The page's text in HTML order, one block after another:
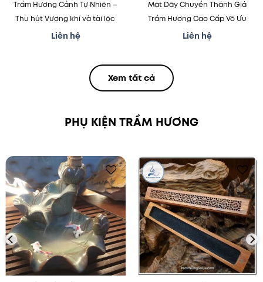
Trầm Hương Cảnh Tự Nhiên –
Thu hút Vượng khí và tài lộc
Liên hệ
Mặt Dây Chuyền Thánh Giá
Trầm Hương Cao Cấp Vô Ưu
Liên hệ
Xem tất cả
PHỤ KIỆN TRẦM HƯƠNG
Thêm
vào
mục
yêu
thích
Thêm
vào
mục
yêu
thích